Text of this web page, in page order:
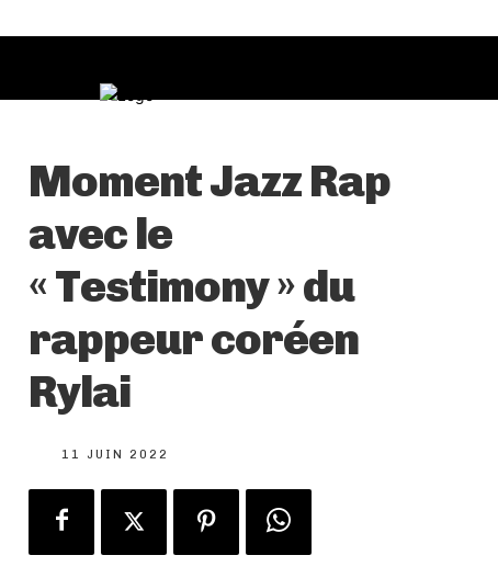
Moment Jazz Rap
avec le
« Testimony » du
rappeur coréen
Rylai
11 JUIN 2022